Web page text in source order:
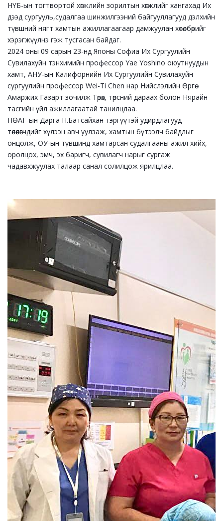
НҮБ-ын тогтвортой хөгжлийн зорилтын хөгжлийг хангахад Их
дээд сургууль,судалгаа шинжилгээний байгууллагууд дэлхийн
түвшний нягт хамтын ажиллагаагаар дамжуулан хөтөлбөрийг
хэрэгжүүлнэ гэж тусгасан байдаг.
2024 оны 09 сарын 23-нд Японы Софиа Их Сургуулийн
Сувилахуйн тэнхимийн профессор Yae Yoshino оюутнуудын
хамт, АНУ-ын Калифорнийн Их Сургуулийн Сувилахуйн
сургуулийн профессор Wei-Ti Chen нар Нийслэлийн Өргөө
Амаржих Газарт зочилж Төрөх, төрсний дараах болон Нярайн
тасгийн үйл ажиллагаатай танилцлаа.
НӨАГ-ын Дарга Н.Батсайхан тэргүүтэй удирдлагууд
төлөөлөгчдийг хүлээн авч уулзаж, хамтын бүтээлч байдлыг
онцолж, ОУ-ын түвшинд хамтарсан судалгааны ажил хийх,
оролцох, эмч, эх баригч, сувилагч нарыг сургаж
чадавхжуулах талаар санал солилцож ярилцлаа.